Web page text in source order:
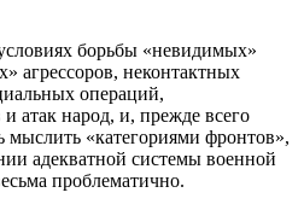
борьбы «невидимых»
агрессоров, неконтактных
операций,
атак народ, и, прежде всего
«категориями фронтов»,
адекватной системы военной
проблематично.